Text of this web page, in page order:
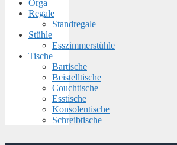
Orga
Regale
Standregale
Stühle
Esszimmerstühle
Tische
Bartische
Beistelltische
Couchtische
Esstische
Konsolentische
Schreibtische